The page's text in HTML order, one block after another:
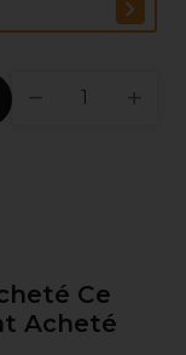
Ce
Acheté